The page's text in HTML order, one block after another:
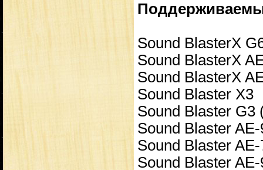
Sound BlasterX
Sound BlasterX
Sound BlasterX
Sound Blaster X3
Sound Blaster G3
Sound Blaster AE-
Sound Blaster AE-
Sound Blaster